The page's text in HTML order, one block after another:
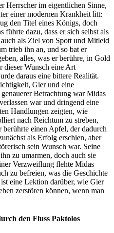
Herrscher im eigentlichen Sinne,
einer modernen Krankheit litt:
den Titel eines Königs, doch
führte dazu, dass er sich selbst als
als Ziel von Spott und Mitleid
trieb ihn an, und so bat er
alles, was er berühre, in Gold
dieser Wunsch eine Art
daraus eine bittere Realität.
Gier und eine
Betrachtung war Midas
war und dringend eine
Handlungen zeigten, wie
nach Reichtum zu streben,
einen Apfel, der dadurch
als Erfolg erschien, aber
sein Wunsch war. Seine
zu umarmen, doch auch sie
Verzweiflung flehte Midas
zu befreien, was die Geschichte
eine Lektion darüber, wie Gier
zerstören können, wenn man
den Fluss Paktolos